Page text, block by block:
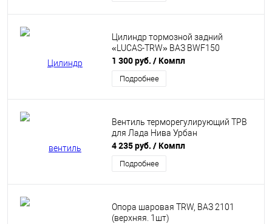
Цилиндр тормозной задний
«LUCAS-TRW» ВАЗ BWF150
1 300 руб. / Компл
Подробнее
Вентиль терморегулирующий ТРВ
для Лада Нива Урбан
4 235 руб. / Компл
Подробнее
Опора шаровая TRW, ВАЗ 2101
(верхняя. 1шт)